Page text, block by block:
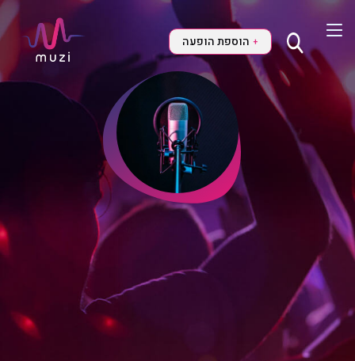
+ הוספת הופעה